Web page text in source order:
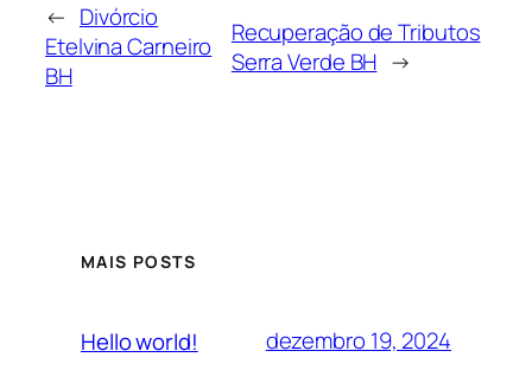
← Divórcio
Etelvina Carneiro
BH
Recuperação de Tributos
Serra Verde BH →
MAIS POSTS
Hello world! dezembro 19, 2024